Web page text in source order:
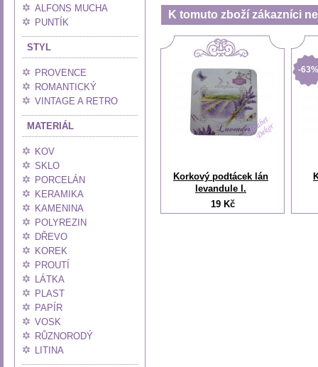
ALFONS MUCHA
PUNTÍK
STYL
PROVENCE
ROMANTICKÝ
VINTAGE A RETRO
MATERIÁL
KOV
SKLO
PORCELÁN
KERAMIKA
KAMENINA
POLYREZIN
DŘEVO
KOREK
PROUTÍ
LÁTKA
PLAST
PAPÍR
VOSK
RŮZNORODÝ
LITINA
K tomuto zboží zákazníci
Korkový podtácek lán
levandule I.
19 Kč
-63%